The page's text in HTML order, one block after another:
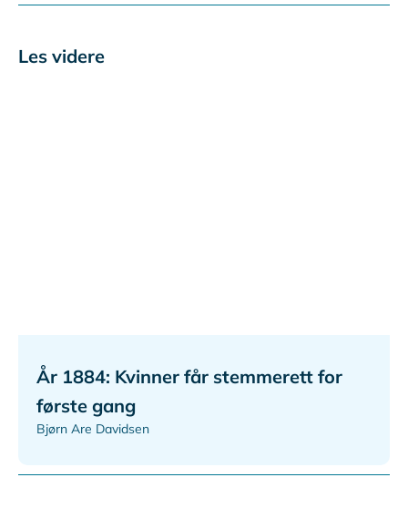
Les videre
År 1884: Kvinner får stemmerett for
første gang
Bjørn Are Davidsen